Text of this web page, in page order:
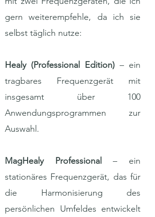
gern weiterempfehle, da ich sie
selbst täglich nutze:
Healy (Professional Edition) – ein
tragbares Frequenzgerät mit
insgesamt über 100
Anwendungsprogrammen zur
Auswahl.
MagHealy Professional
– ein
stationäres Frequenzgerät, das für
die Harmonisierung des
persönlichen Umfeldes entwickelt